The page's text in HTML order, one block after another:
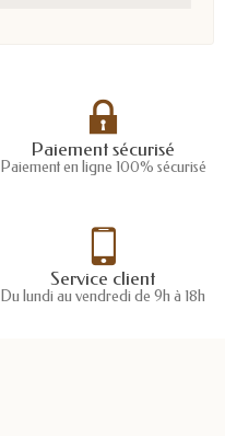
Paiement sécurisé
Paiement en ligne 100% sécurisé
Service client
Du lundi au vendredi de 9h à 18h